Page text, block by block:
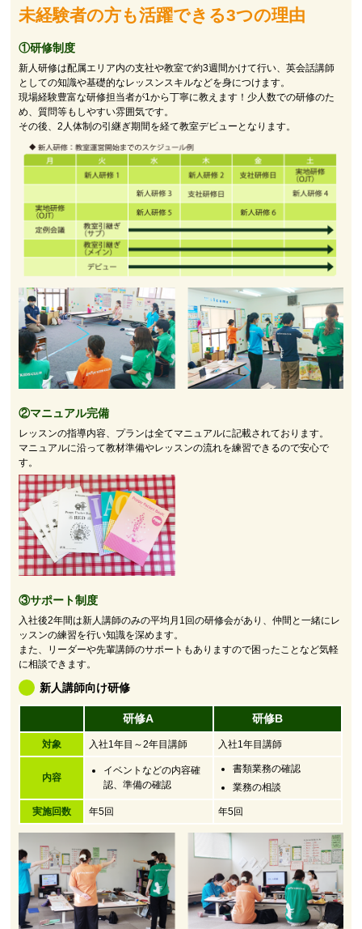
未経験者の方も活躍できる3つの理由
①研修制度
新人研修は配属エリア内の支社や教室で約3週間かけて行い、英会話講師
としての知識や基礎的なレッスンスキルなどを身につけます。
現場経験豊富な研修担当者が1から丁寧に教えます！少人数での研修のた
め、質問等もしやすい雰囲気です。
その後、2人体制の引継ぎ期間を経て教室デビューとなります。
②マニュアル完備
レッスンの指導内容、プランは全てマニュアルに記載されております。
マニュアルに沿って教材準備やレッスンの流れを練習できるので安心で
す。
③サポート制度
入社後2年間は新人講師のみの平均月1回の研修会があり、仲間と一緒にレ
ッスンの練習を行い知識を深めます。
また、リーダーや先輩講師のサポートもありますので困ったことなど気軽
に相談できます。
新人講師向け研修
研修A 研修B
対象 入社1年目～2年目講師 入社1年目講師
内容
イベントなどの内容確
認、準備の確認
書類業務の確認
業務の相談
実施回数 年5回 年5回